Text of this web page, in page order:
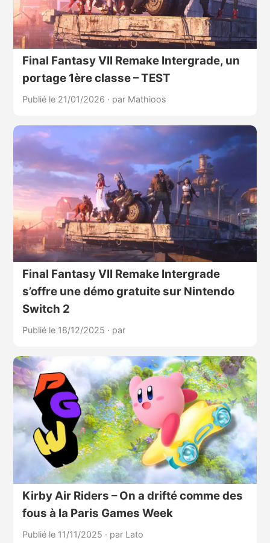
Final Fantasy VII Remake Intergrade, un
portage 1ère classe – TEST
Publié le 21/01/2026 · par Mathioos
Final Fantasy VII Remake Intergrade
s’offre une démo gratuite sur Nintendo
Switch 2
Publié le 18/12/2025 · par
Kirby Air Riders – On a drifté comme des
fous à la Paris Games Week
Publié le 11/11/2025 · par Lato